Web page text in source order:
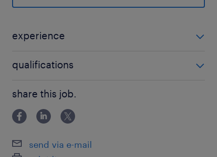
2,5 jaar lang baangarantie na je opleiding
Persoonlijke begeleiding gedurende de
Salaris tussen € 15,63 en € 19,01 als
Pensioenopbouw, vakantiegeld en
reiskosten
opleiding
experience
qualifications
share this job.
send via e-mail